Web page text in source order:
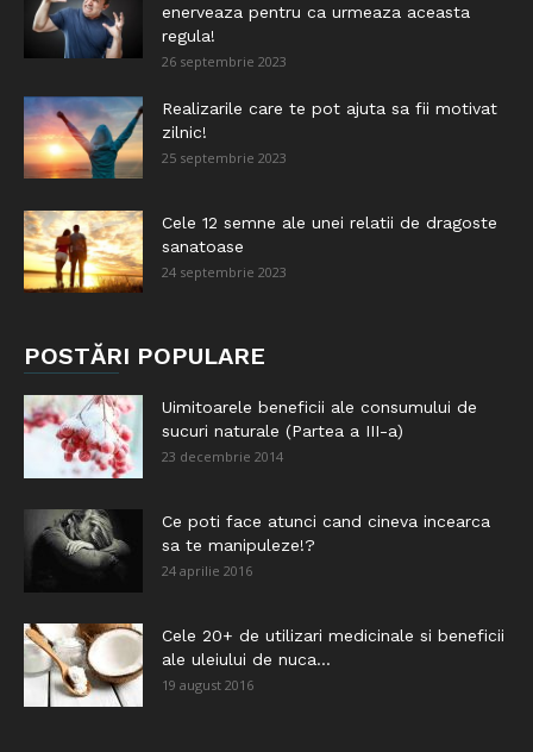
enerveaza pentru ca urmeaza aceasta
regula!
26 septembrie 2023
Realizarile care te pot ajuta sa fii motivat
zilnic!
25 septembrie 2023
Cele 12 semne ale unei relatii de dragoste
sanatoase
24 septembrie 2023
POSTĂRI POPULARE
Uimitoarele beneficii ale consumului de
sucuri naturale (Partea a III-a)
23 decembrie 2014
Ce poti face atunci cand cineva incearca
sa te manipuleze!?
24 aprilie 2016
Cele 20+ de utilizari medicinale si beneficii
ale uleiului de nuca...
19 august 2016